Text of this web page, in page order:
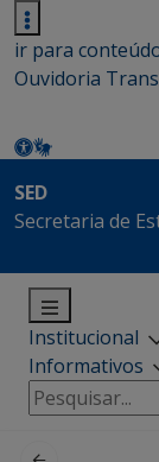
ir para
Ouvidoria
SED
Secretaria de
Institucional
Informativos
Pesquisar
por: